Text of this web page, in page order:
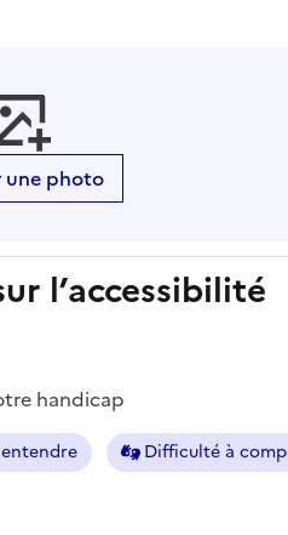
photo
l’accessibilité
handicap
Difficulté à